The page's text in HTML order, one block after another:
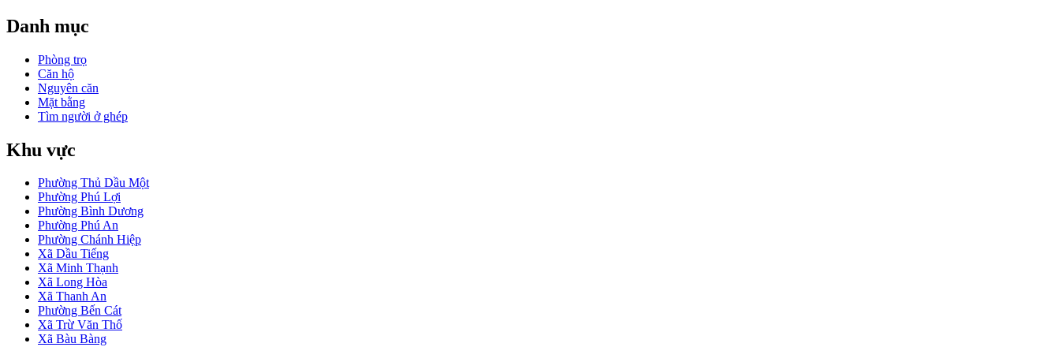
Danh mục
Phòng trọ
Căn hộ
Nguyên căn
Mặt bằng
Tìm người ở ghép
Khu vực
Phường Thủ Dầu Một
Phường Phú Lợi
Phường Bình Dương
Phường Phú An
Phường Chánh Hiệp
Xã Dầu Tiếng
Xã Minh Thạnh
Xã Long Hòa
Xã Thanh An
Phường Bến Cát
Xã Trừ Văn Thố
Xã Bàu Bàng